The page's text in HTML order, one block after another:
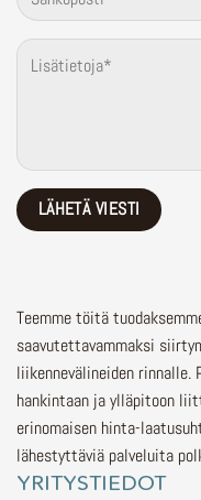
Teemme töitä
saavutettavammaksi
liikennevälineiden rinnalle.
hankintaan ja ylläpitoon
erinomaisen hinta-
lähestyttäviä palveluita
YRITYSTIEDOT